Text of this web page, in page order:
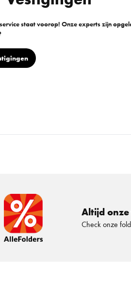
staat voorop! Onze experts zijn
Altijd
Check onze